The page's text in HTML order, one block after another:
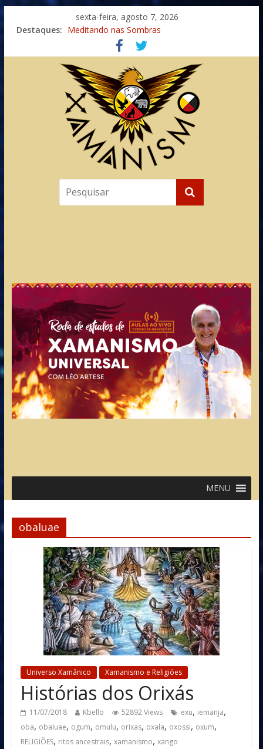
sexta-feira, agosto 7, 2026
Destaques: Meditando nas Sombras
Autosuficiência: A Jornada do Espírito Ancestral
Xamanismo Universal
Totens – Caminho Espiritual – Crescimento
Imaginação na Cura
MENU
obaluae
Universo Xamânico Xamanismo e Religiões
Histórias dos Orixás
11/07/2018 Kbello 52892 Views exu, iemanja,
oba, obaluae, ogum, omulu, orixas, oxala, oxossi, oxum,
RELIGIÕES, ritos ancestrais, xamanismo, xango